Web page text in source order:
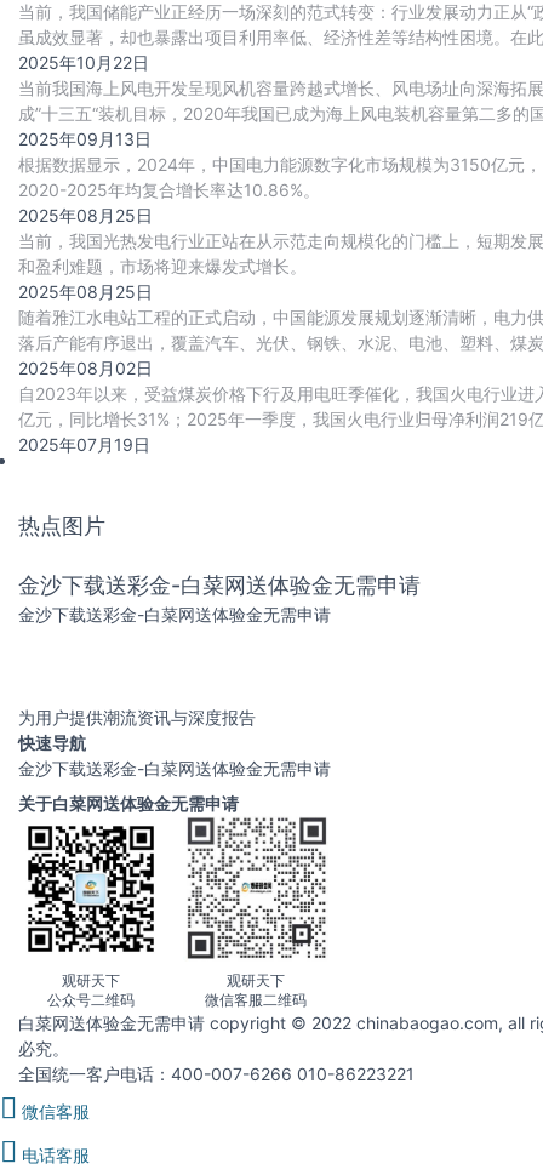
当前，我国储能产业正经历一场深刻的范式转变：行业发展动力正从
虽成效显著，却也暴露出项目利用率低、经济性差等结构性困境。
开放共享的模式，有效破解了分散式储能的痛
2025年10月22日
当前我国海上风电开发呈现风机容量跨越式增长、风电场址向深海
成”十三五“装机目标，2020年我国已成为海上风电装机容量第二多
上风电累计并网量达到41
2025年09月13日
根据数据显示，2024年，中国电力能源数字化市场规模为3150亿元
2020-2025年均复合增长率达10.86%。
2025年08月25日
当前，我国光热发电行业正站在从示范走向规模化的门槛上，短期
和盈利难题，市场将迎来爆发式增长。
2025年08月25日
随着雅江水电站工程的正式启动，中国能源发展规划逐渐清晰，电力
落后产能有序退出，覆盖汽车、光伏、钢铁、水泥、电池、塑料、煤
相关高耗能行业年用电量合计减少约12
2025年08月02日
自2023年以来，受益煤炭价格下行及用电旺季催化，我国火电行业
亿元，同比增长31%；2025年一季度，我国火电行业归母净利润219
2025年07月19日
热点图片
金沙下载送彩金-白菜网送体验金无需申请
金沙下载送彩金-白菜网送体验金无需申请
为用户提供潮流资讯与深度报告
快速导航
金沙下载送彩金-白菜网送体验金无需申请
关于白菜网送体验金无需申请
观研天下
公众号二维码
观研天下
微信客服二维码
白菜网送体验金无需申请 copyright © 2022 chinabaogao.com, all
必究。
全国统一客户电话：400-007-6266 010-86223221
微信客服
电话客服